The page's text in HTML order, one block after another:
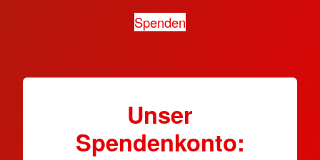
Spenden
Unser
Spendenkonto: